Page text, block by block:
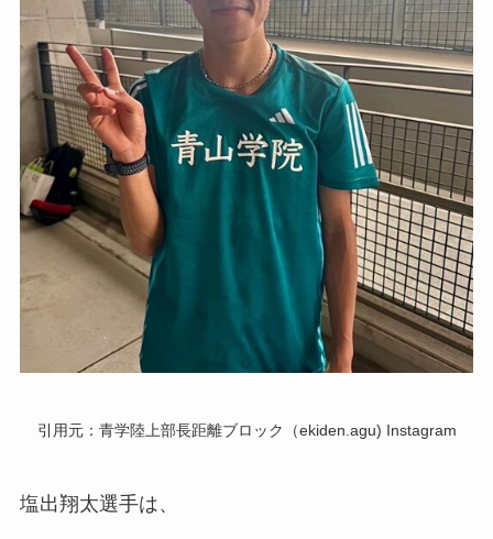
引用元：青学陸上部長距離ブロック（ekiden.agu) Instagram
塩出翔太選手は、